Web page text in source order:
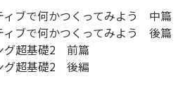
ィブで何かつくってみよう 中篇
ィブで何かつくってみよう 後篇
グ超基礎2 前篇
グ超基礎2 後編